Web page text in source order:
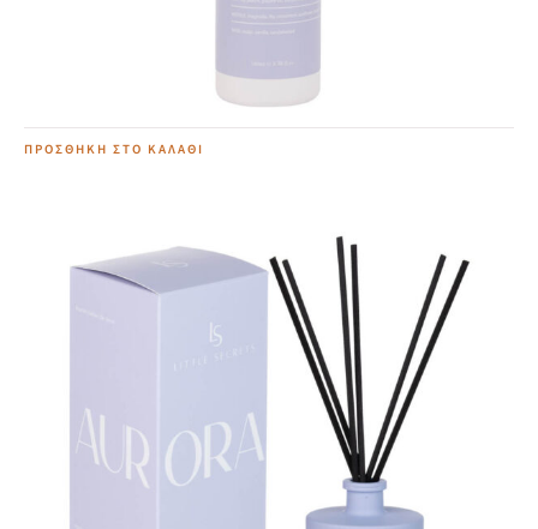
ΠΡΟΣΘΉΚΗ ΣΤΟ ΚΑΛΆΘΙ